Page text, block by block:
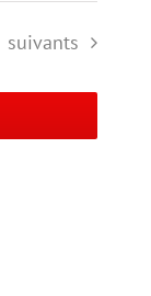
et
navigation
de
Évènements
suivants